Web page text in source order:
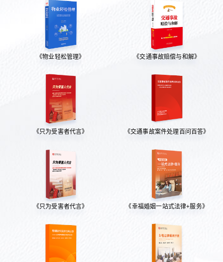
《物业轻松管理》 《交通事故赔偿与和解》
《只为受害者代言》 《交通事故案件处理百问百答》
《只为受害者代言》 《幸福婚姻一站式法律+服务》